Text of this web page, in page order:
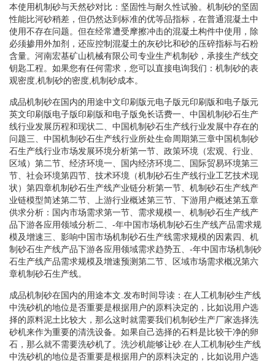
本使用机制砂与天然砂对比：坚固性与耐久性试验。机制砂的坚固
性能比河砂稍差，但仍然达到标准的优等品指标，在普通混凝土中
使用不存在问题。但在经常遭受摩擦冲击的混凝土构件中使用，除
必须掺用外加剂，还应控制混凝土的灰砂比和砂的压碎指标与石粉
含量。河南宏基矿山机械有限公司专业生产机制砂，承接生产线交
钥匙工程。如果您有任何需求，您可以直接电询我们：机制砂的表
观密度,机制砂的密度,机制砂成本。
成品机制砂在国内的用途中文印刷版元电子版元印刷版和电子版元
英文印刷版电子版印刷版和电子版免长话费一、中国机制砂石生产
线行业发展历程和现状二、中国机制砂石生产线行业发展中存在的
问题三、中国机制砂石生产线行业所处生命周期第三章中国机制砂
石生产线行业市场发展环境分析第一节、政策环境（宏观、行业、
区域）第二节、经济环境一、国内经济环境二、国际贸易环境第三
节、社会环境第四节、技术环境（机制砂石生产线行业工艺技术现
状）第四章机制砂石生产线产业链分析第一节、机制砂石生产线产
业链模型简述第二节、上游行业概述第三节、下游用户概述第五章
供求分析：国内市场需求第一节、需求规模一、机制砂石生产线产
品下游各应用领域分析二、-年中国市场机制砂石生产线产品需求规
模及增速三、影响中国市场机制砂石生产线需求规模的因素四、机
制砂石生产线产品下游各应用领域需求趋势五、-年中国市场机制砂
石生产线产品需求规模及增速预测第二节、区域市场需求概况第六
章机制砂石生产线。
成品机制砂在国内的用途本文.发布时间导读：在人工机制砂生产线
中洗砂机的地位是否重要是根据用户的原料决定的，比如说用户选
择的原料泥土比较大，那么这时就需要我们机制砂生产厂家选择洗
砂机来作为重要的清洗设备。如果自己选择的石料是比较干净的卵
石，那么就不需要洗砂机了。洗沙机能够让砂.在人工机制砂生产线
中洗砂机的地位是否重要是根据用户的原料决定的，比如说用户选